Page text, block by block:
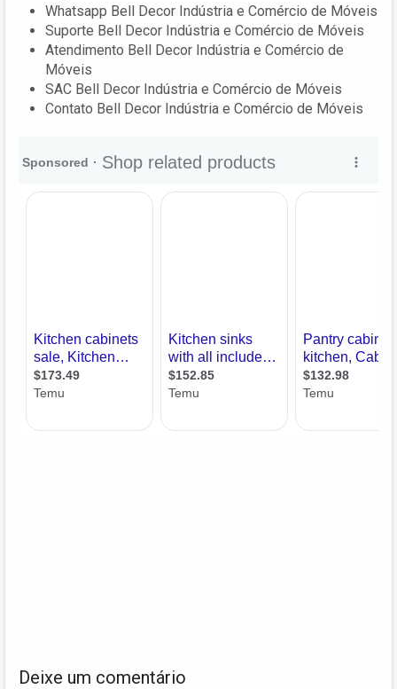
Whatsapp Bell Decor Indústria e Comércio de Móveis
Suporte Bell Decor Indústria e Comércio de Móveis
Atendimento Bell Decor Indústria e Comércio de
Móveis
SAC Bell Decor Indústria e Comércio de Móveis
Contato Bell Decor Indústria e Comércio de Móveis
Deixe um comentário